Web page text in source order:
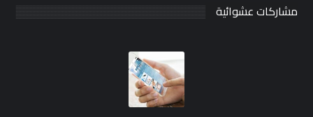
مشاركات عشوائية